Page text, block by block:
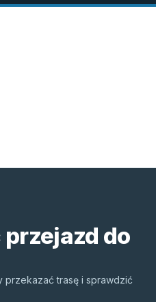
do
przekazać trasę i sprawdzić